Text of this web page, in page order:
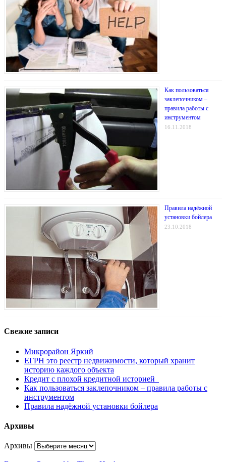
Как пользоваться
заклепочником –
правила работы с
инструментом
16.11.2018
Правила надёжной
установки бойлера
23.10.2018
Свежие записи
Микрорайон Яркий
ЕГРН это реестр недвижимости, который хранит
историю каждого объекта
Кредит с плохой кредитной историей
Как пользоваться заклепочником – правила работы с
инструментом
Правила надёжной установки бойлера
Архивы
Архивы